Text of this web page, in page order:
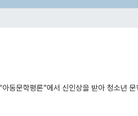
동문학평론”에서 신인상을 받아 청소년